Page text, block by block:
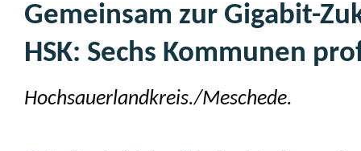
Gemeinsam zur Gigabit-
HSK: Sechs Kommunen
Hochsauerlandkreis./Meschede.